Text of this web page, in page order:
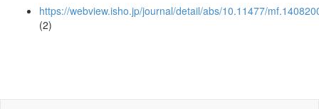
https://webview.isho.jp/journal/detail/abs/10.11477/
(2)